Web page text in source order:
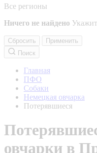
Все регионы
Ничего не найдено
Сбросить
Применить
Поиск
Главная
ПФО
Собаки
Немецкая овчарка
Потерявшиеся
овчарки в